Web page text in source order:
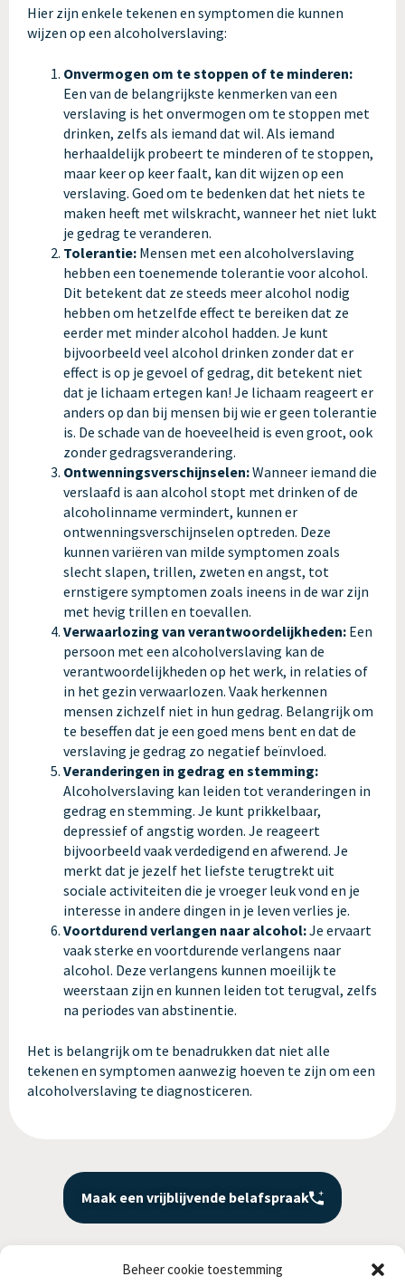
Beheer cookie toestemming
Hier zijn enkele tekenen en symptomen die kunnen
wijzen op een alcoholverslaving:
Onvermogen om te stoppen of te minderen:
Een van de belangrijkste kenmerken van een
verslaving is het onvermogen om te stoppen met
drinken, zelfs als iemand dat wil. Als iemand
herhaaldelijk probeert te minderen of te stoppen,
maar keer op keer faalt, kan dit wijzen op een
verslaving. Goed om te bedenken dat het niets te
maken heeft met wilskracht, wanneer het niet lukt
je gedrag te veranderen.
Tolerantie: Mensen met een alcoholverslaving
hebben een toenemende tolerantie voor alcohol.
Dit betekent dat ze steeds meer alcohol nodig
hebben om hetzelfde effect te bereiken dat ze
eerder met minder alcohol hadden. Je kunt
bijvoorbeeld veel alcohol drinken zonder dat er
effect is op je gevoel of gedrag, dit betekent niet
dat je lichaam ertegen kan! Je lichaam reageert er
anders op dan bij mensen bij wie er geen tolerantie
is. De schade van de hoeveelheid is even groot, ook
zonder gedragsverandering.
Ontwenningsverschijnselen:Wanneer iemand die
verslaafd is aan alcohol stopt met drinken of de
alcoholinname vermindert, kunnen er
ontwenningsverschijnselen optreden. Deze
kunnen variëren van milde symptomen zoals
slecht slapen, trillen, zweten en angst, tot
ernstigere symptomen zoals ineens in de war zijn
met hevig trillen en toevallen.
Verwaarlozing van verantwoordelijkheden: Een
persoon met een alcoholverslaving kan de
verantwoordelijkheden op het werk, in relaties of
in het gezin verwaarlozen. Vaak herkennen
mensen zichzelf niet in hun gedrag. Belangrijk om
te beseffen dat je een goed mens bent en dat de
verslaving je gedrag zo negatief beïnvloed.
Veranderingen in gedrag en stemming:
Alcoholverslaving kan leiden tot veranderingen in
gedrag en stemming. Je kunt prikkelbaar,
depressief of angstig worden. Je reageert
bijvoorbeeld vaak verdedigend en afwerend. Je
merkt dat je jezelf het liefste terugtrekt uit
sociale activiteiten die je vroeger leuk vond en je
interesse in andere dingen in je leven verlies je.
Voortdurend verlangen naar alcohol:Je ervaart
vaak sterke en voortdurende verlangens naar
alcohol. Deze verlangens kunnen moeilijk te
weerstaan zijn en kunnen leiden tot terugval, zelfs
na periodes van abstinentie.
Het is belangrijk om te benadrukken dat niet alle
tekenen en symptomen aanwezig hoeven te zijn om een
alcoholverslaving te diagnosticeren.
Maak een vrijblijvende belafspraak